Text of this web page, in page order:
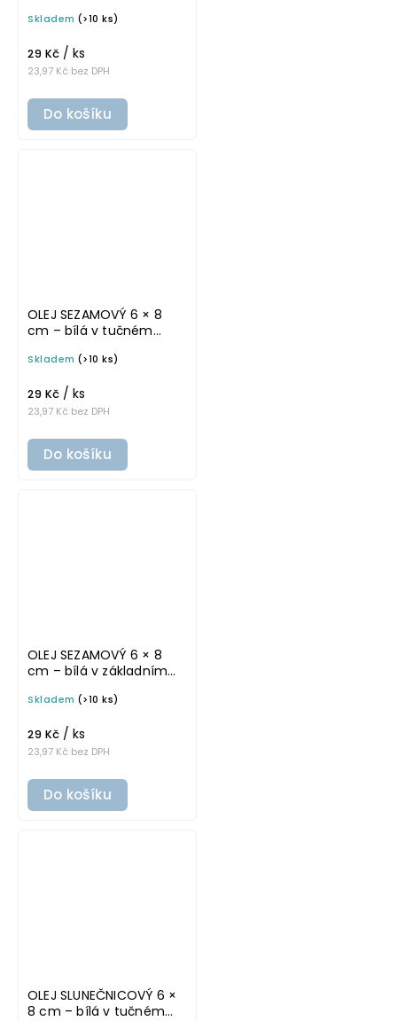
samolepka na
Skladem (>10 ks)
23,97 Kč bez DPH
29 Kč / ks
Do košíku
OLEJ SEZAMOVÝ 6 × 8
cm – bílá v tučném
samolepka na
Skladem (>10 ks)
23,97 Kč bez DPH
29 Kč / ks
Do košíku
OLEJ SEZAMOVÝ 6 × 8
cm – bílá v základním
samolepka na
Skladem (>10 ks)
23,97 Kč bez DPH
29 Kč / ks
Do košíku
OLEJ SLUNEČNICOVÝ 6 ×
8 cm – bílá v tučném